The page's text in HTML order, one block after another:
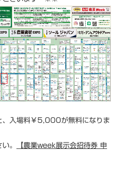
、入場料￥5,000が無料になりま
。
【農業week展示会招待券 申